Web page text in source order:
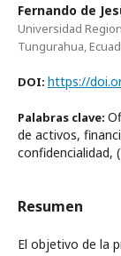
Fernando de
Universidad
Tungurahua,
DOI: https://
Palabras clave:
de activos,
confidencialidad,
Resumen
El objetivo de la